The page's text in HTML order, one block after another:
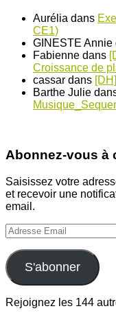
Aurélia dans
CE1)
GINESTE Annie
Fabienne dans
Croissance de
cassar dans
Barthe Julie
Abonnez-vous à
Saisissez votre
et recevoir une
email.
Adresse
Email
S'abonner
Rejoignez les 144